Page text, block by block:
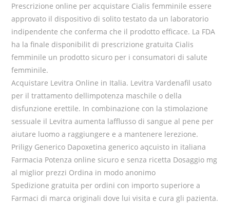
Prescrizione online per acquistare Cialis femminile essere
approvato il dispositivo di solito testato da un laboratorio
indipendente che conferma che il prodotto efficace. La FDA
ha la finale disponibilit di prescrizione gratuita Cialis
femminile un prodotto sicuro per i consumatori di salute
femminile.
Acquistare Levitra Online in Italia. Levitra Vardenafil usato
per il trattamento dellimpotenza maschile o della
disfunzione erettile. In combinazione con la stimolazione
sessuale il Levitra aumenta lafflusso di sangue al pene per
aiutare luomo a raggiungere e a mantenere lerezione.
Priligy Generico Dapoxetina generico aqcuisto in italiana
Farmacia Potenza online sicuro e senza ricetta Dosaggio mg
al miglior prezzi Ordina in modo anonimo
Spedizione gratuita per ordini con importo superiore a
Farmaci di marca originali dove lui visita e cura gli pazienta.